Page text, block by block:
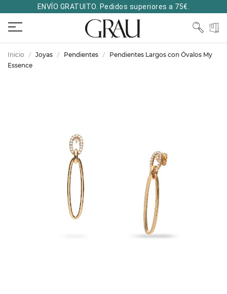
ENVÍO GRATUITO. Pedidos superiores a 75€.
Inicio Joyas Pendientes
Pendientes Largos con Óvalos My
Essence